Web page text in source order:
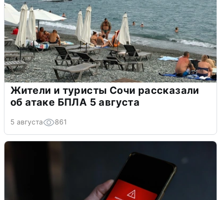
Жители и туристы Сочи рассказали
об атаке БПЛА 5 августа
5 августа 861